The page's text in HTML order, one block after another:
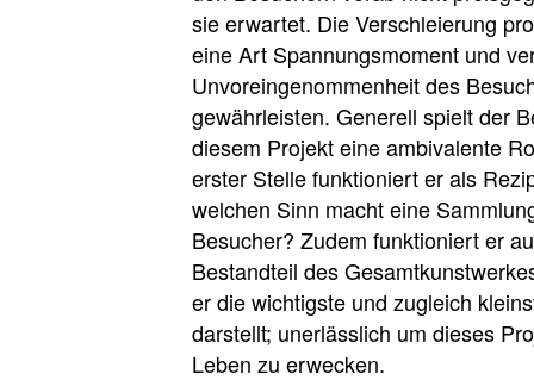
sie erwartet. Die Verschleierung
eine Art Spannungsmoment und
Unvoreingenommenheit des
gewährleisten. Generell spielt der
diesem Projekt eine ambivalente
erster Stelle funktioniert er als
welchen Sinn macht eine
Besucher? Zudem funktioniert er
Bestandteil des
er die wichtigste und zugleich
darstellt; unerlässlich um dieses
Leben zu erwecken.